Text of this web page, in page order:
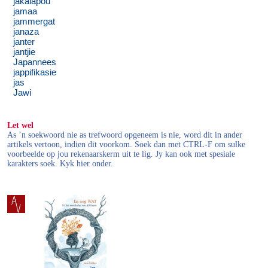
jamaa
jammergat
janaza
janter
jantjie
Japannees
jappifikasie
jas
Jawi
Let wel
As ’n soekwoord nie as trefwoord opgeneem is nie, word dit in ander
artikels vertoon, indien dit voorkom. Soek dan met CTRL-F om sulke
voorbeelde op jou rekenaarskerm uit te lig. Jy kan ook met spesiale
karakters soek. Kyk hier onder.